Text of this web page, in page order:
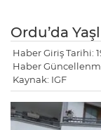
Ordu’da
Haber Giriş Tarihi:
Haber
Kaynak: IGF